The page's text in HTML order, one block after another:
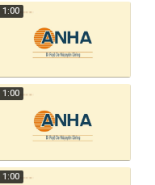
1:00
1:00
1:00